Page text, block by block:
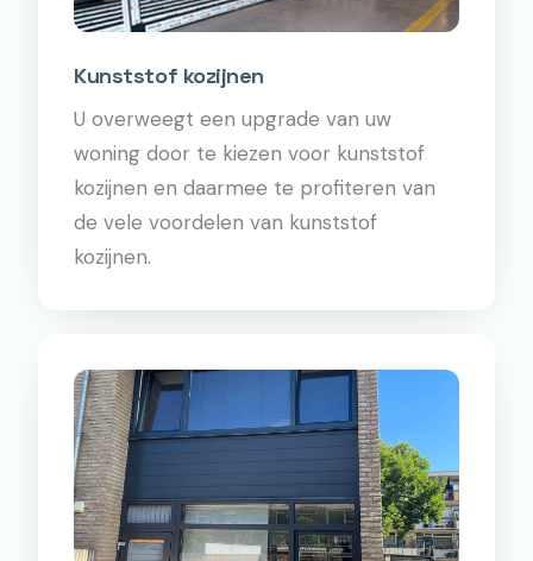
Kunststof kozijnen
U overweegt een upgrade van uw
woning door te kiezen voor kunststof
kozijnen en daarmee te profiteren van
de vele voordelen van kunststof
kozijnen.